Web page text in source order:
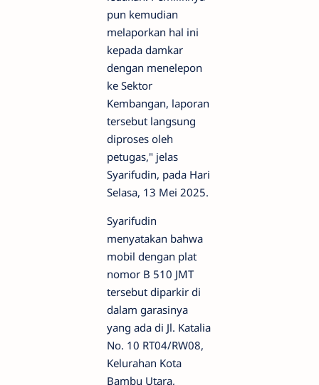
pun kemudian
melaporkan hal ini
kepada damkar
dengan menelepon
ke Sektor
Kembangan, laporan
tersebut langsung
diproses oleh
petugas," jelas
Syarifudin, pada Hari
Selasa, 13 Mei 2025.
Syarifudin
menyatakan bahwa
mobil dengan plat
nomor B 510 JMT
tersebut diparkir di
dalam garasinya
yang ada di Jl. Katalia
No. 10 RT04/RW08,
Kelurahan Kota
Bambu Utara,